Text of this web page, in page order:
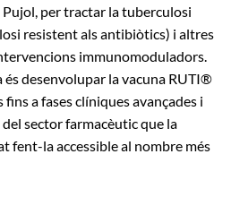
Pujol, per tractar la tuberculosi
resistent als antibiòtics) i altres
immunomoduladors.
és desenvolupar la vacuna RUTI®
a fases clíniques avançades i
sector farmacèutic que la
fent-la accessible al nombre més